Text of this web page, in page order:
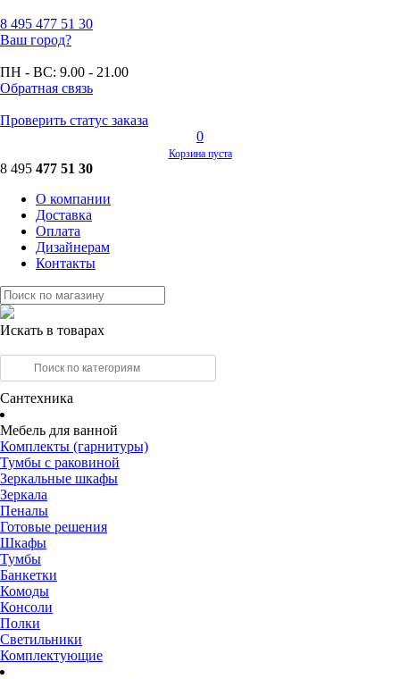
8 495 477 51 30
Ваш город?
ПН - ВС: 9.00 - 21.00
Обратная связь
Проверить статус заказа
0
Корзина пуста
8 495 477 51 30
О компании
Доставка
Оплата
Дизайнерам
Контакты
Искать в товарах
Сантехника
Мебель для ванной
Комплекты (гарнитуры)
Тумбы с раковиной
Зеркальные шкафы
Зеркала
Пеналы
Готовые решения
Шкафы
Тумбы
Банкетки
Комоды
Консоли
Полки
Светильники
Комплектующие